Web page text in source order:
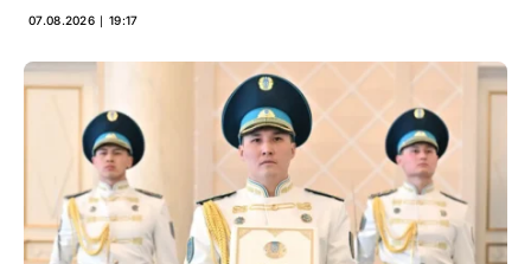
07.08.2026 ∣ 19:17